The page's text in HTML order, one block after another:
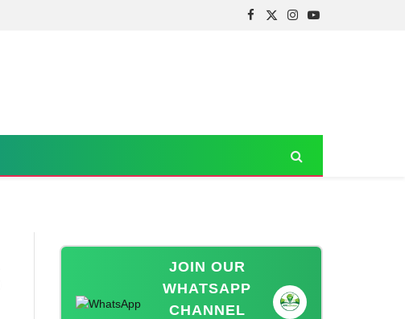
Facebook
X
Instagram
YouTube
JOIN OUR
WHATSAPP
CHANNEL